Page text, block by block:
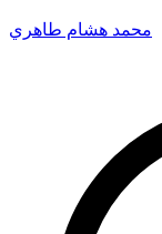
محمد هشام طاهري